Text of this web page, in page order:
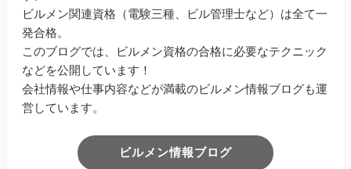
ビルメン関連資格（電験三種、ビル管理士など）は全て一
発合格。
このブログでは、ビルメン資格の合格に必要なテクニック
などを公開しています！
会社情報や仕事内容などが満載のビルメン情報ブログも運
営しています。
ビルメン情報ブログ